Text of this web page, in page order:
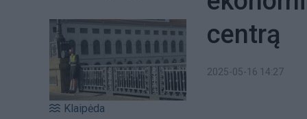
Klaipėda
centrą
2025-05-16 14:27